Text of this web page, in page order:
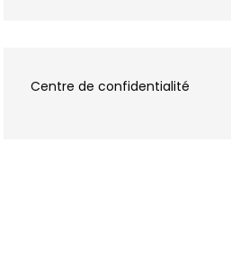
Centre de confidentialité